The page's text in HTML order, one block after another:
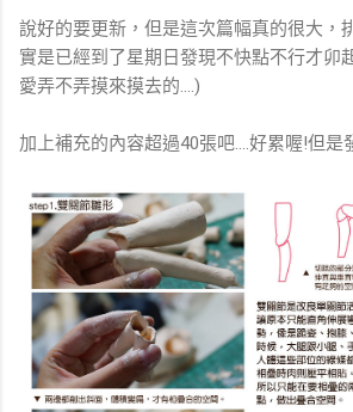
說好的要更新，但是這次篇幅真的很大，
實是已經到了星期日發現不快點不行才卯
愛弄不弄摸來摸去的....)
加上補充的內容超過40張吧....好累喔!但是